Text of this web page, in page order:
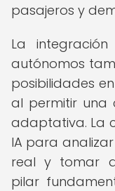
pasajeros y
La
autónomos
posibilidades
al permitir una
adaptativa. La
IA para
real y tomar
pilar